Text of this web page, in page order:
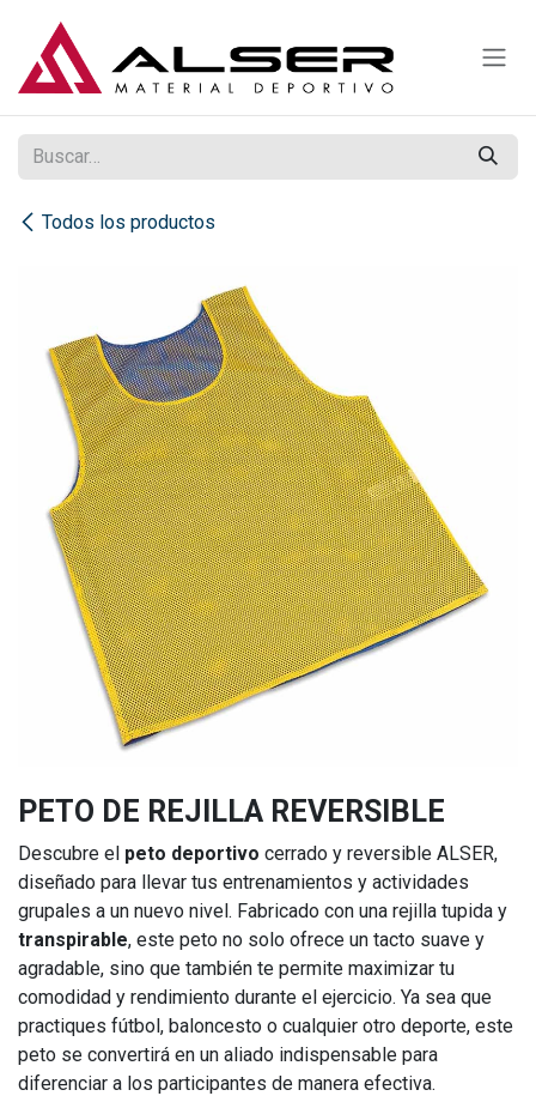
Todos los productos
PETO DE REJILLA REVERSIBLE
Descubre el peto deportivo cerrado y reversible ALSER,
diseñado para llevar tus entrenamientos y actividades
grupales a un nuevo nivel. Fabricado con una rejilla tupida y
transpirable, este peto no solo ofrece un tacto suave y
agradable, sino que también te permite maximizar tu
comodidad y rendimiento durante el ejercicio. Ya sea que
practiques fútbol, baloncesto o cualquier otro deporte, este
peto se convertirá en un aliado indispensable para
diferenciar a los participantes de manera efectiva.